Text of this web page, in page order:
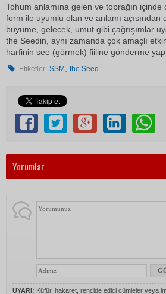
Tohum anlamına gelen ve toprağın içinde
form ile uyumlu olan ve anlamı açısından
büyüme, gelecek, umut gibi çağrışımlar
the Seedin, aynı zamanda çok amaçlı
harfinin see (görmek) fiiline gönderme
Etiketler: SSM ,the Seed
Yorumlar
UYARI: Küfür, hakaret, rencide edici cümleler veya